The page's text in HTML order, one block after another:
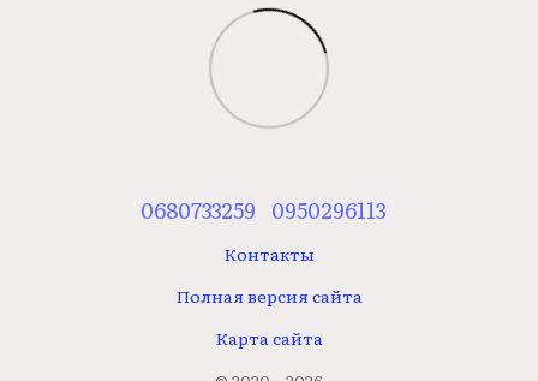
0680733259 0950296113
Контакты
Полная версия сайта
Карта сайта